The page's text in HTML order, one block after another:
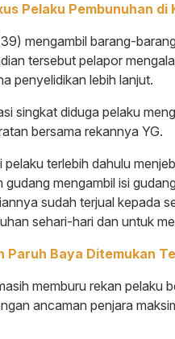
Pelaku Pembunuhan
mengambil barang-
tersebut pelapor
penyelidikan lebih lanjut.
singkat diduga pelaku
bersama rekannya YG.
pelaku terlebih dahulu
gudang mengambil isi
sudah terjual kepada
sehari-hari dan untuk
Paruh Baya Ditemukan
memburu rekan pelaku
ancaman penjara